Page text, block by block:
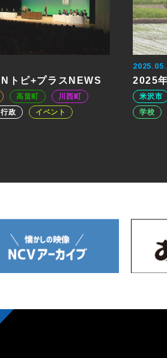
トピ+プラスNEWS
高畠町
川西町
行政
イベント
2025
米沢市
学校